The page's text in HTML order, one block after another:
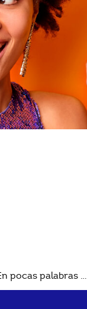
pocas palabras …